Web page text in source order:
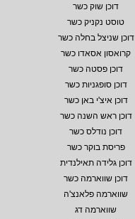
דוכן שוק כשר
טוסט נקניק כשר
דוכן שניצל בחלה כשר
קרואסון אסאדו כשר
דוכן פסטה כשר
דוכן סופגניות כשר
דוכן איצ'י באן כשר
דוכן ראש השנה כשר
דוכן נודלס כשר
פריסת בוקר כשר
דוכן גלידה תאילנדית
דוכן שווארמה כשר
שווארמה פלאנצ'ה
שווארמה דג